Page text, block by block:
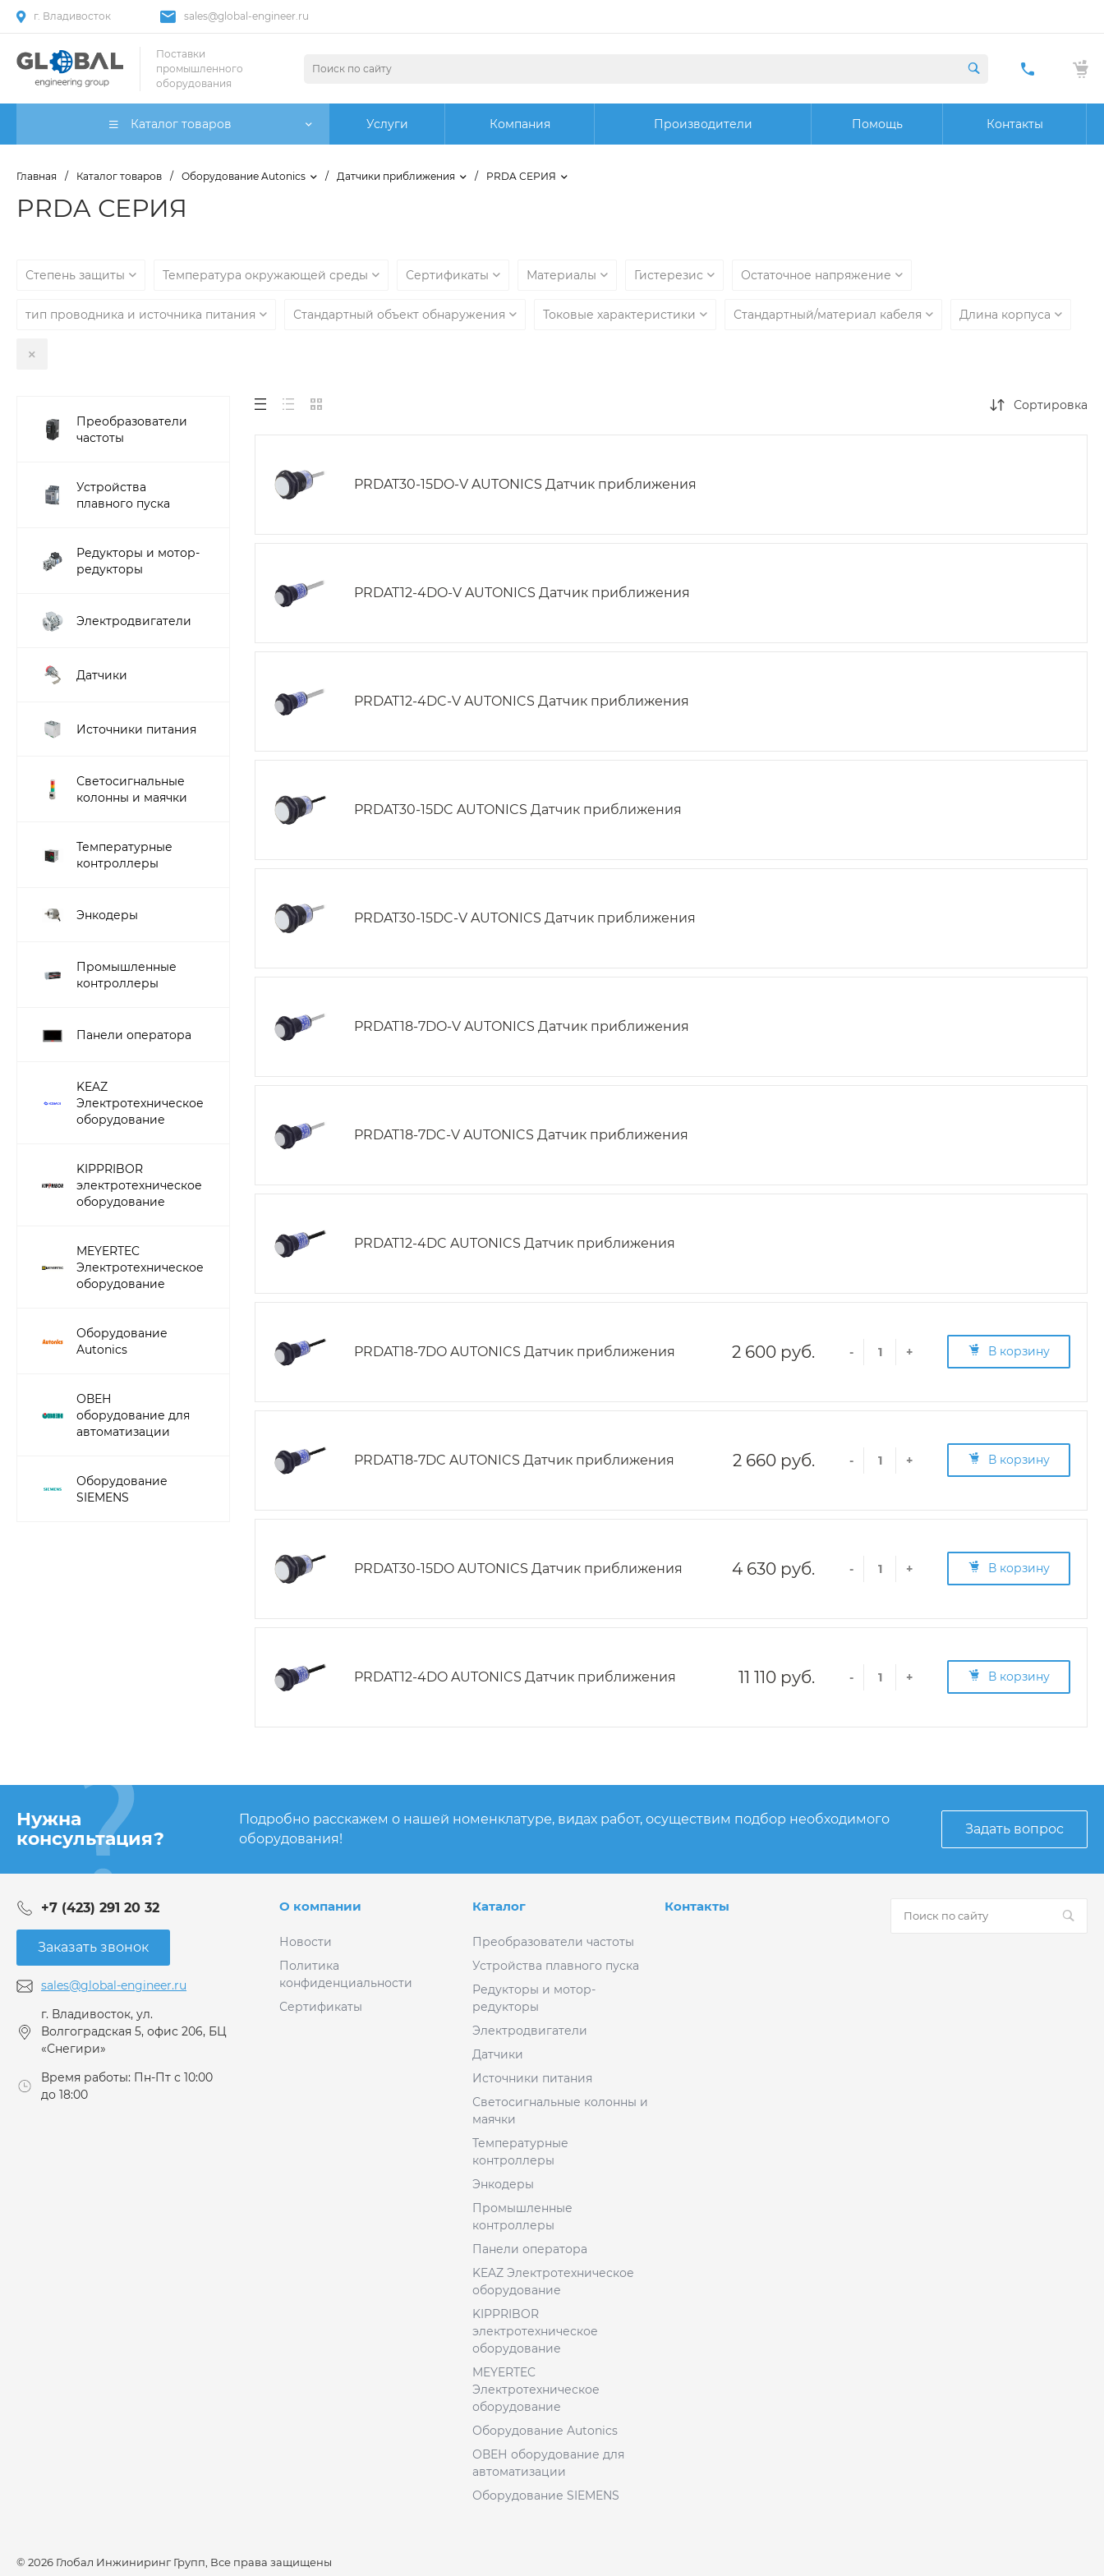
г. Владивосток sales@global-engineer.ru
Поставки
промышленного
оборудования
+7 (423)
20 32
Каталог товаров Услуги Компания Производители Помощь Контакты
Главная / Каталог товаров / Оборудование Autonics / Датчики приближения / PRDA СЕРИЯ
PRDA СЕРИЯ
Степень защиты Температура окружающей среды Сертификаты Материалы Гистерезис Остаточное напряжение
тип проводника и источника питания Стандартный объект обнаружения Токовые характеристики Стандартный/материал кабеля Длина корпуса
Преобразователи
частоты
Устройства
плавного пуска
Редукторы и мотор-
редукторы
Электродвигатели
Датчики
Источники питания
Светосигнальные
колонны и маячки
Температурные
контроллеры
Энкодеры
Промышленные
контроллеры
Панели оператора
KEAZ
Электротехническое
оборудование
KIPPRIBOR
электротехническое
оборудование
MEYERTEC
Электротехническое
оборудование
Оборудование
Autonics
ОВЕН
оборудование для
автоматизации
Оборудование
SIEMENS
Сортировка
PRDAT30-15DO-V AUTONICS Датчик приближения
PRDAT12-4DO-V AUTONICS Датчик приближения
PRDAT12-4DC-V AUTONICS Датчик приближения
PRDAT30-15DC AUTONICS Датчик приближения
PRDAT30-15DC-V AUTONICS Датчик приближения
PRDAT18-7DO-V AUTONICS Датчик приближения
PRDAT18-7DC-V AUTONICS Датчик приближения
PRDAT12-4DC AUTONICS Датчик приближения
PRDAT18-7DO AUTONICS Датчик приближения 2 600 руб. - + В корзину
PRDAT18-7DC AUTONICS Датчик приближения 2 660 руб. - + В корзину
PRDAT30-15DO AUTONICS Датчик приближения 4 630 руб. - + В корзину
PRDAT12-4DO AUTONICS Датчик приближения 11 110 руб. - + В корзину
Нужна
консультация?
Подробно расскажем о нашей номенклатуре, видах работ, осуществим подбор необходимого
оборудования!
Задать вопрос
+7 (423) 291 20 32
Заказать звонок
sales@global-engineer.ru
г. Владивосток, ул.
Волгоградская 5, офис 206, БЦ
«Снегири»
Время работы: Пн-Пт с 10:00
до 18:00
О компании
Новости
Политика
конфиденциальности
Сертификаты
Каталог
Преобразователи частоты
Устройства плавного пуска
Редукторы и мотор-
редукторы
Электродвигатели
Датчики
Источники питания
Светосигнальные колонны и
маячки
Температурные
контроллеры
Энкодеры
Промышленные
контроллеры
Панели оператора
KEAZ Электротехническое
оборудование
KIPPRIBOR
электротехническое
оборудование
MEYERTEC
Электротехническое
оборудование
Оборудование Autonics
ОВЕН оборудование для
автоматизации
Оборудование SIEMENS
Контакты
© 2026 Глобал Инжиниринг Групп, Все права защищены